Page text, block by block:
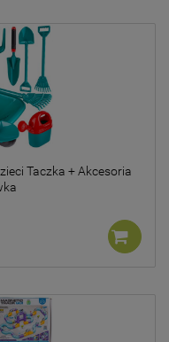
Taczka + Akcesoria